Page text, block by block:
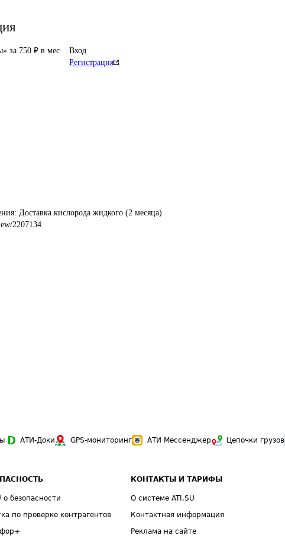
за 750 ₽ в мес
Вход
Регистрация
Доставка кислорода жидкого (2 месяца)
2207134
АТИ-Доки GPS-мониторинг АТИ Мессенджер Цепочки грузов
о безопасности
по проверке контрагентов
КОНТАКТЫ И ТАРИФЫ
О системе ATI.SU
Контактная информация
Реклама на сайте